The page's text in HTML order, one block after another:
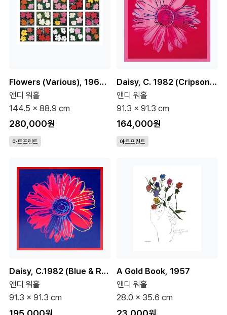
Flowers (Various), 1964-1970
앤디 워홀
144.5 x 88.9 cm
280,000원
아트프린트
Daisy, C. 1982 (Cripson And Pink)
앤디 워홀
91.3 x 91.3 cm
164,000원
아트프린트
Daisy, C.1982 (Blue & Red)
앤디 워홀
91.3 x 91.3 cm
A Gold Book, 1957
앤디 워홀
28.0 x 35.6 cm